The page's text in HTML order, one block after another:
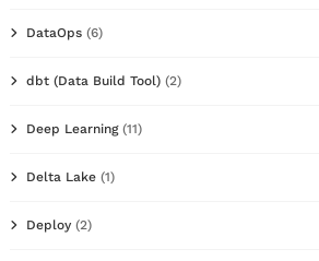
DataOps (6)
dbt (Data Build Tool) (2)
Deep Learning(11)
Delta Lake (1)
Deploy (2)